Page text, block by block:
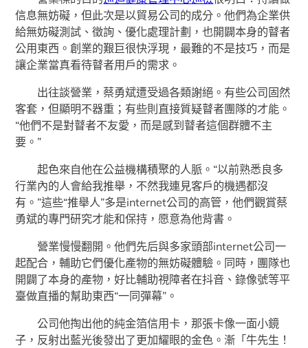
信息無妨礙，但此次是以貿易公司的成分。他們為企業供
給無妨礙測試、徵詢、優化處理計劃，也開闢本身的瞽者
公用東西。創業的艱巨很快浮現，最難的不是技巧，而是
讓企業當真看待瞽者用戶的需求。
出往談營業，蔡勇斌遭受過各類謝絕。有些公司固然
客套，但顯明不器重；有些則直接質疑瞽者團隊的才能。
“他們不是對瞽者不友愛，而是感到瞽者這個群體不主
要。”
起色來自他在公益機構積聚的人脈。“以前熟悉良多
行業內的人會給我推舉，不然我連見客戶的機遇都沒
有。”這些“推舉人”多是internet公司的高管，他們觀賞蔡
勇斌的專門研究才能和保持，愿意為他背書。
營業慢慢翻開。他們先后與多家頭部internet公司一
起配合，輔助它們優化產物的無妨礙體驗。同時，團隊也
開闢了本身的產物，好比輔助視障者在抖音、錄像號等平
臺做直播的幫助東西“一同彈幕”。
公司他掏出他的純金箔信用卡，那張卡像一面小鏡
子，反射出藍光後發出了更加耀眼的金色。漸「牛先生！